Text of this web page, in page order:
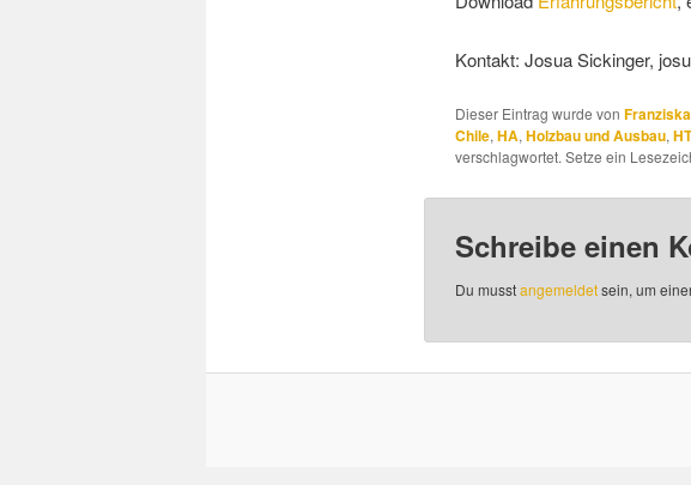
Kontakt: Josua Sickinger,
Dieser Eintrag wurde von Franziska
Chile, HA, Holzbau und Ausbau,
verschlagwortet. Setze ein
Schreibe einen
Du musstangemeldetsein, um